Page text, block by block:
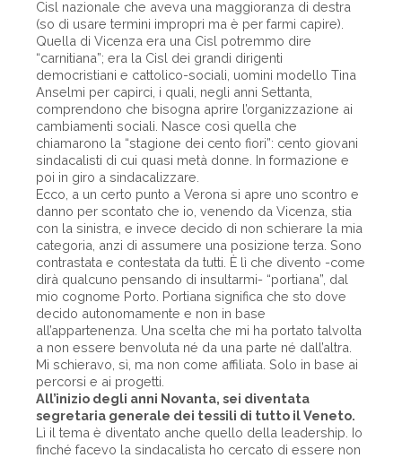
Cisl nazionale che aveva una maggioranza di destra
(so di usare termini impropri ma è per farmi capire).
Quella di Vicenza era una Cisl potremmo dire
“carnitiana”; era la Cisl dei grandi dirigenti
democristiani e cattolico-sociali, uomini modello Tina
Anselmi per capirci, i quali, negli anni Settanta,
comprendono che bisogna aprire l’organizzazione ai
cambiamenti sociali. Nasce così quella che
chiamarono la “stagione dei cento fiori”: cento giovani
sindacalisti di cui quasi metà donne. In formazione e
poi in giro a sindacalizzare.
Ecco, a un certo punto a Verona si apre uno scontro e
danno per scontato che io, venendo da Vicenza, stia
con la sinistra, e invece decido di non schierare la mia
categoria, anzi di assumere una posizione terza. Sono
contrastata e contestata da tutti. È lì che divento -come
dirà qualcuno pensando di insultarmi- “portiana”, dal
mio cognome Porto. Portiana significa che sto dove
decido autonomamente e non in base
all’appartenenza. Una scelta che mi ha portato talvolta
a non essere benvoluta né da una parte né dall’altra.
Mi schieravo, sì, ma non come affiliata. Solo in base ai
percorsi e ai progetti.
All’inizio degli anni Novanta, sei diventata
segretaria generale dei tessili di tutto il Veneto.
Lì il tema è diventato anche quello della leadership. Io
finché facevo la sindacalista ho cercato di essere non